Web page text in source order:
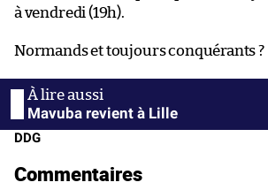
à vendredi (19h).
Normands et toujours conquérants ?
Mavuba revient à Lille
DDG
Commentaires